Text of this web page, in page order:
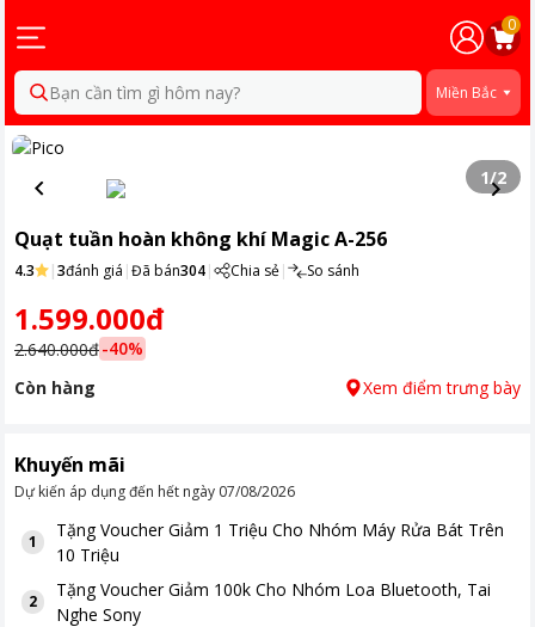
0
Bạn cần tìm gì hôm nay? Miền Bắc
1/2
Quạt tuần hoàn không khí Magic A-256
4.3 |3đánh giá |Đã bán304| Chia sẻ| So sánh
1.599.000đ
2.640.000đ-40%
Còn hàng
Xem điểm trưng bày
Khuyến mãi
Dự kiến áp dụng đến hết ngày 07/08/2026
1
TặngVoucher Giảm 1 Triệu Cho Nhóm Máy Rửa Bát Trên
10 Triệu
2
TặngVoucher Giảm 100k Cho Nhóm Loa Bluetooth, Tai
Nghe Sony